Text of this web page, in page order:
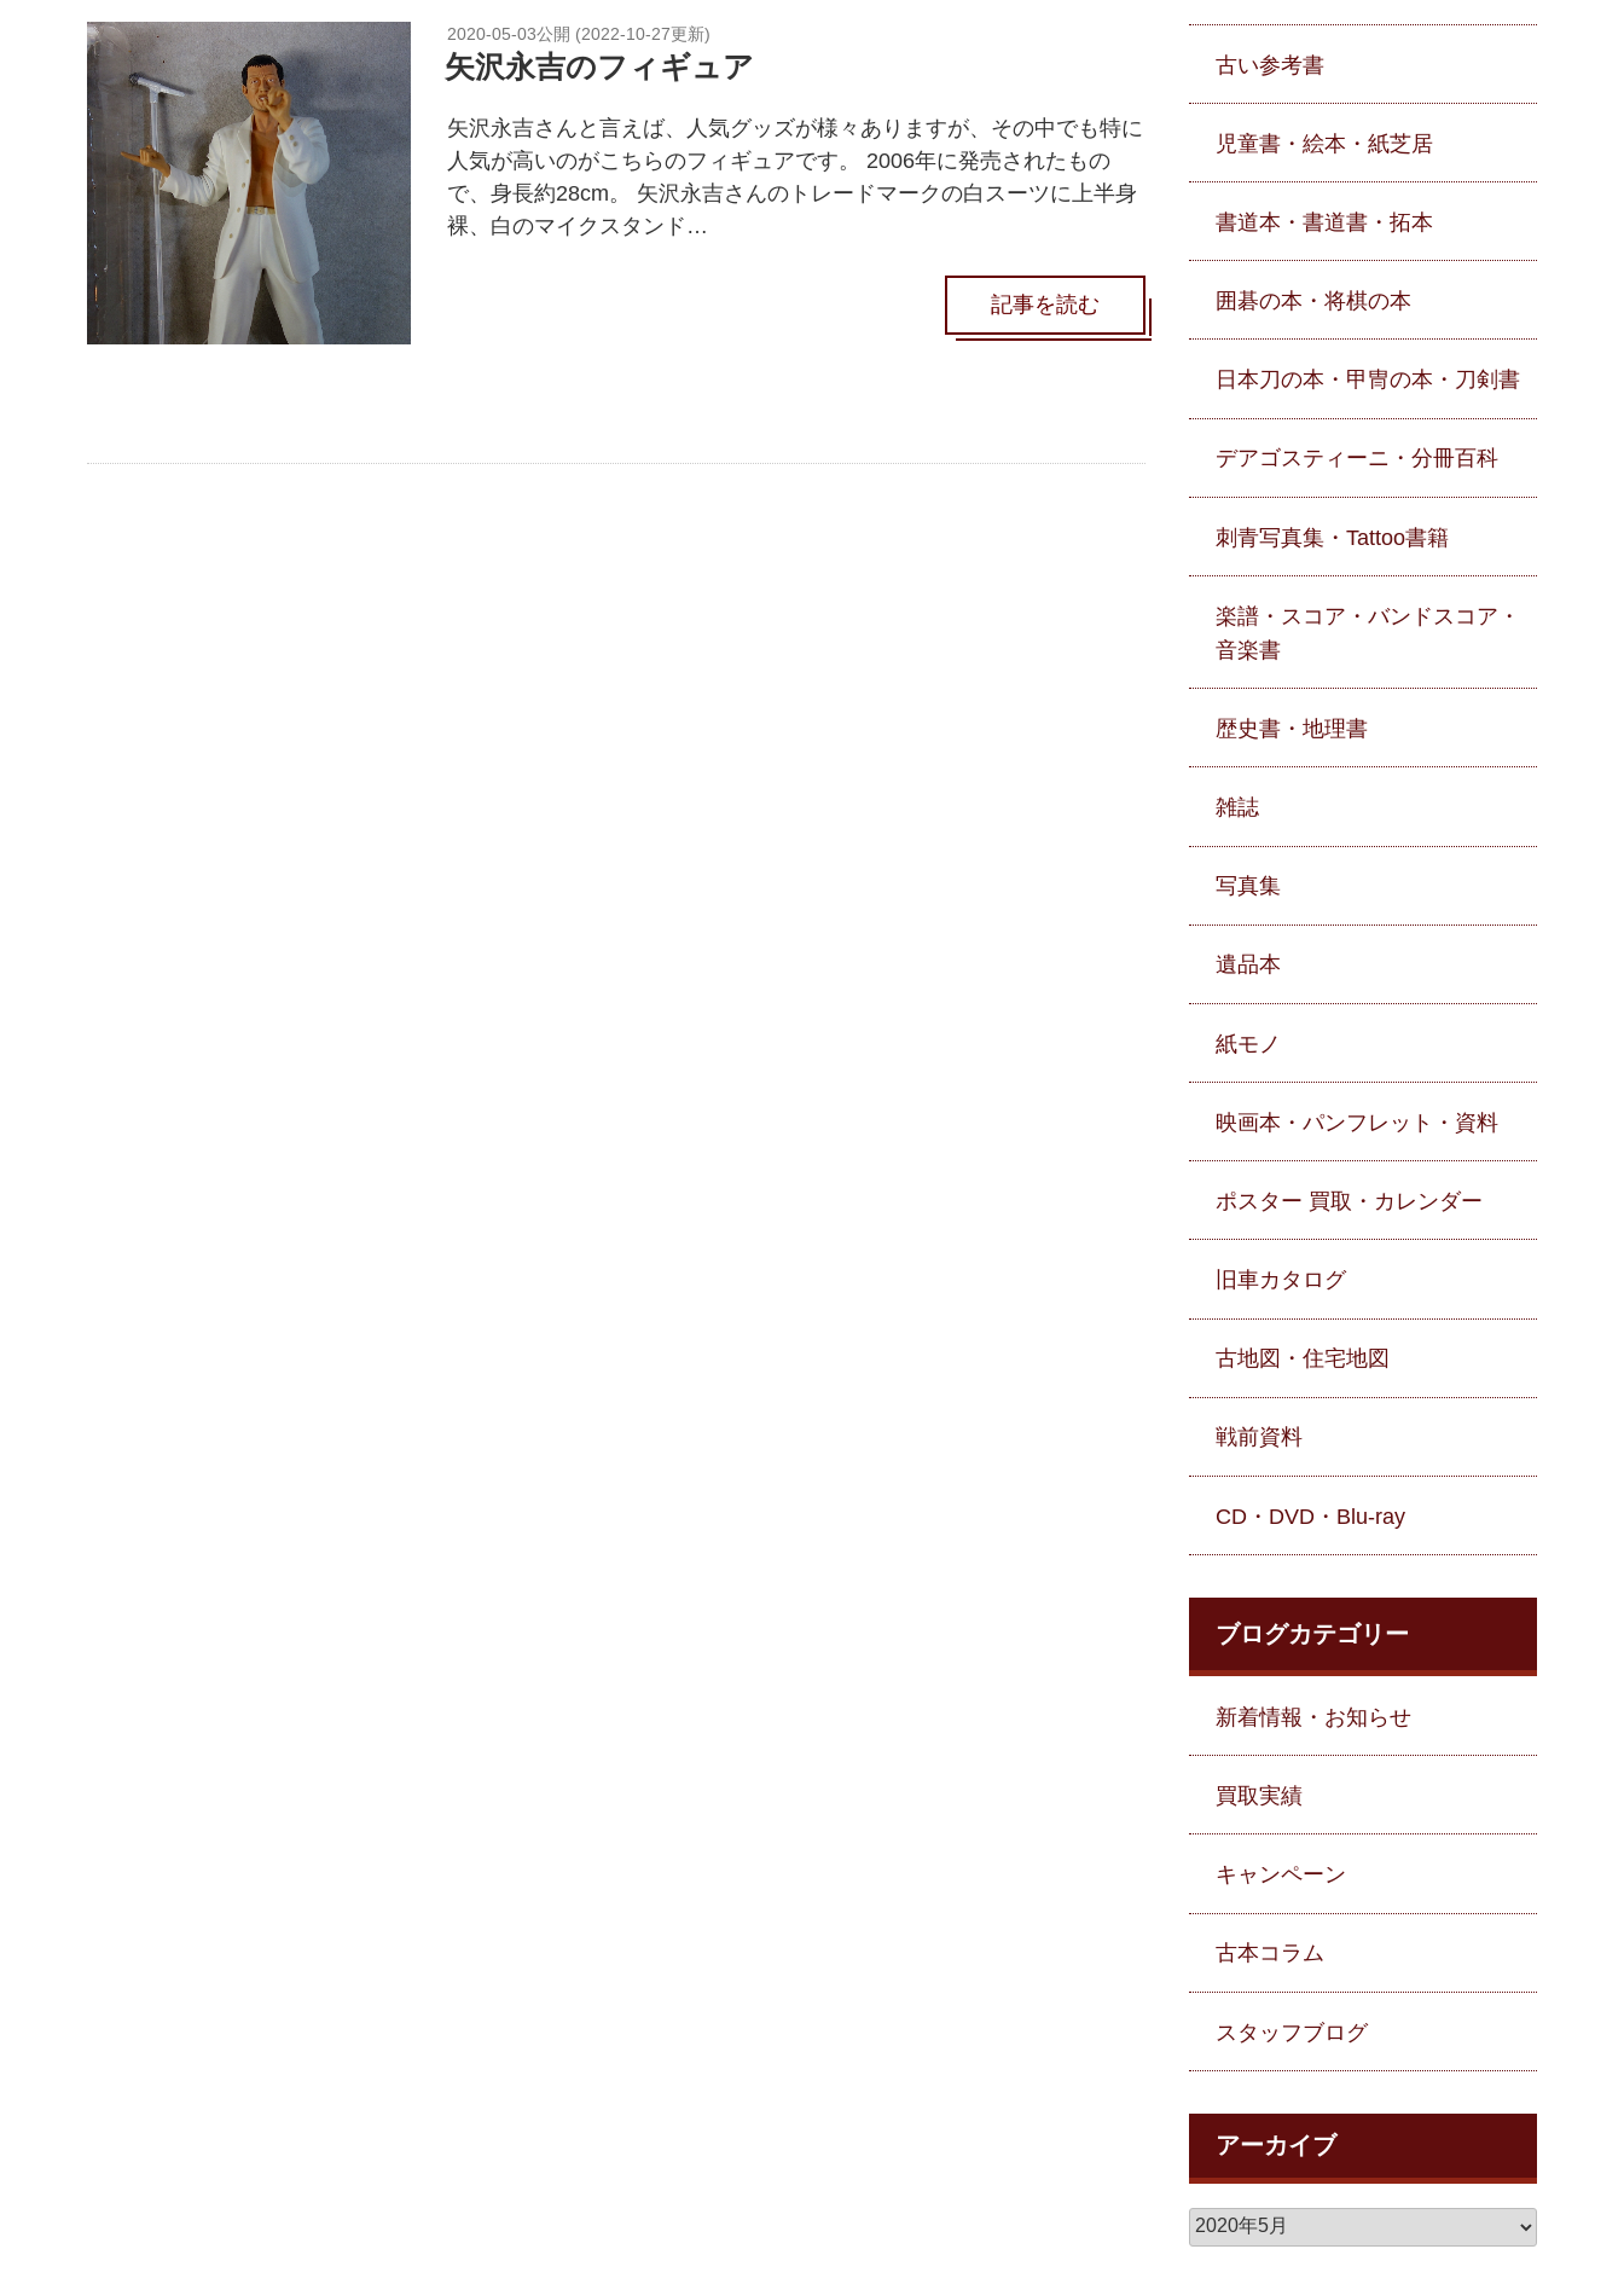
2020-05-03公開 (2022-10-27更新)
矢沢永吉のフィギュア
矢沢永吉さんと言えば、人気グッズが様々ありますが、その中でも特に
人気が高いのがこちらのフィギュアです。 2006年に発売されたもの
で、身長約28cm。 矢沢永吉さんのトレードマークの白スーツに上半身
裸、白のマイクスタンド…
記事を読む
古い参考書
児童書・絵本・紙芝居
書道本・書道書・拓本
囲碁の本・将棋の本
日本刀の本・甲冑の本・刀剣書
デアゴスティーニ・分冊百科
刺青写真集・Tattoo書籍
楽譜・スコア・バンドスコア・
音楽書
歴史書・地理書
雑誌
写真集
遺品本
紙モノ
映画本・パンフレット・資料
ポスター 買取・カレンダー
旧車カタログ
古地図・住宅地図
戦前資料
CD・DVD・Blu-ray
ブログカテゴリー
新着情報・お知らせ
買取実績
キャンペーン
古本コラム
スタッフブログ
アーカイブ